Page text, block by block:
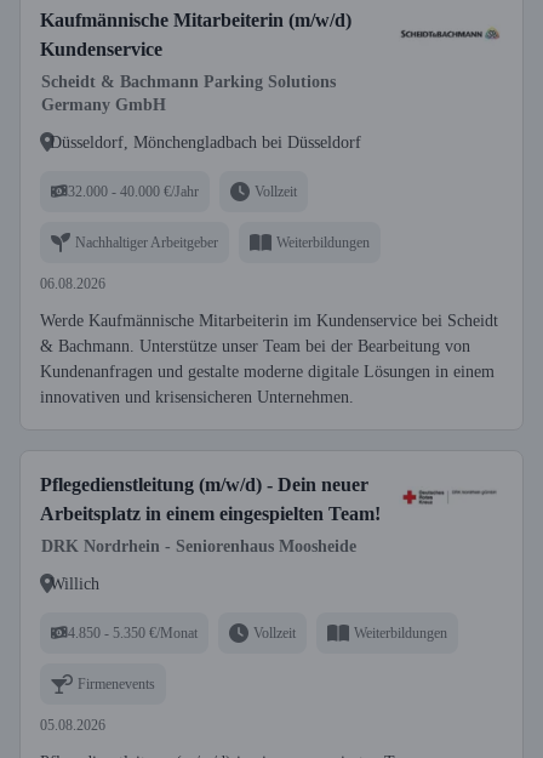
Kaufmännische Mitarbeiterin (m/w/d)
Kundenservice
Scheidt & Bachmann Parking Solutions
Germany GmbH
Düsseldorf, Mönchengladbach bei Düsseldorf
32.000 - 40.000 €/Jahr Vollzeit
Nachhaltiger Arbeitgeber Weiterbildungen
06.08.2026
Werde Kaufmännische Mitarbeiterin im Kundenservice bei Scheidt
& Bachmann. Unterstütze unser Team bei der Bearbeitung von
Kundenanfragen und gestalte moderne digitale Lösungen in einem
innovativen und krisensicheren Unternehmen.
Pflegedienstleitung (m/w/d) - Dein neuer
Arbeitsplatz in einem eingespielten Team!
DRK Nordrhein - Seniorenhaus Moosheide
Willich
4.850 - 5.350 €/Monat Vollzeit Weiterbildungen
Firmenevents
05.08.2026